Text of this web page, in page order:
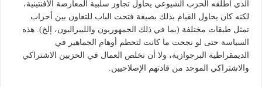
الذي أطلقه الحزب الشيوعي يحاول تجاوز سلبية المعارضة الأفنتينية،
لكنه كان يحاول القيام بذلك بصيغة فتحت الباب للتعاون بين أحزاب
تمثل طبقات مختلفة (بما في ذلك الجمهوريون والليبراليون، إلخ). هذه
السياسة حتى لو نجحت ما كانت لتحطم أوهام الجماهير في
الديمقراطية البرجوازية، ولا أن تخلص العمال في الحزبين الاشتراكي
والاشتراكي الموحد من قادتهم الإصلاحيين.